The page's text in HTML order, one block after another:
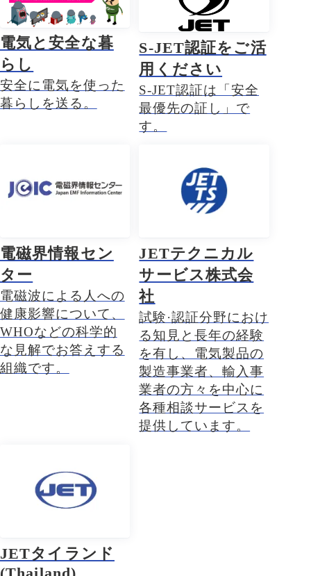
電気と安全な暮
らし
安全に電気を使った
暮らしを送る。
S-JET認証をご活
用ください
S-JET認証は「安全
最優先の証し」で
す。
電磁界情報セン
ター
電磁波による人への
健康影響について、
WHOなどの科学的
な見解でお答えする
組織です。
JETテクニカル
サービス株式会
社
試験·認証分野におけ
る知見と長年の経験
を有し、電気製品の
製造事業者、輸入事
業者の方々を中心に
各種相談サービスを
提供しています。
JETタイランド